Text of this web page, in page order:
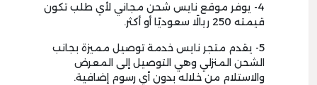
4- يوفر موقع نايس شحن مجاني لأي طلب تكون
قيمته 250 ريالًا سعوديًا أو أكثر.
5- يقدم متجر نايس خدمة توصيل مميزة بجانب
الشحن المنزلي وهي التوصيل إلى المعرض
والاستلام من خلاله بدون أي رسوم إضافية.